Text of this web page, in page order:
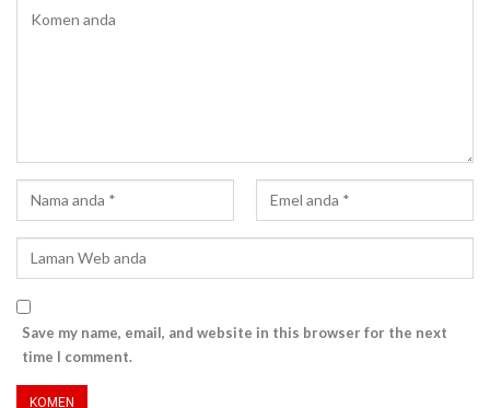
Save my name, email, and website in this browser for the next
time I comment.